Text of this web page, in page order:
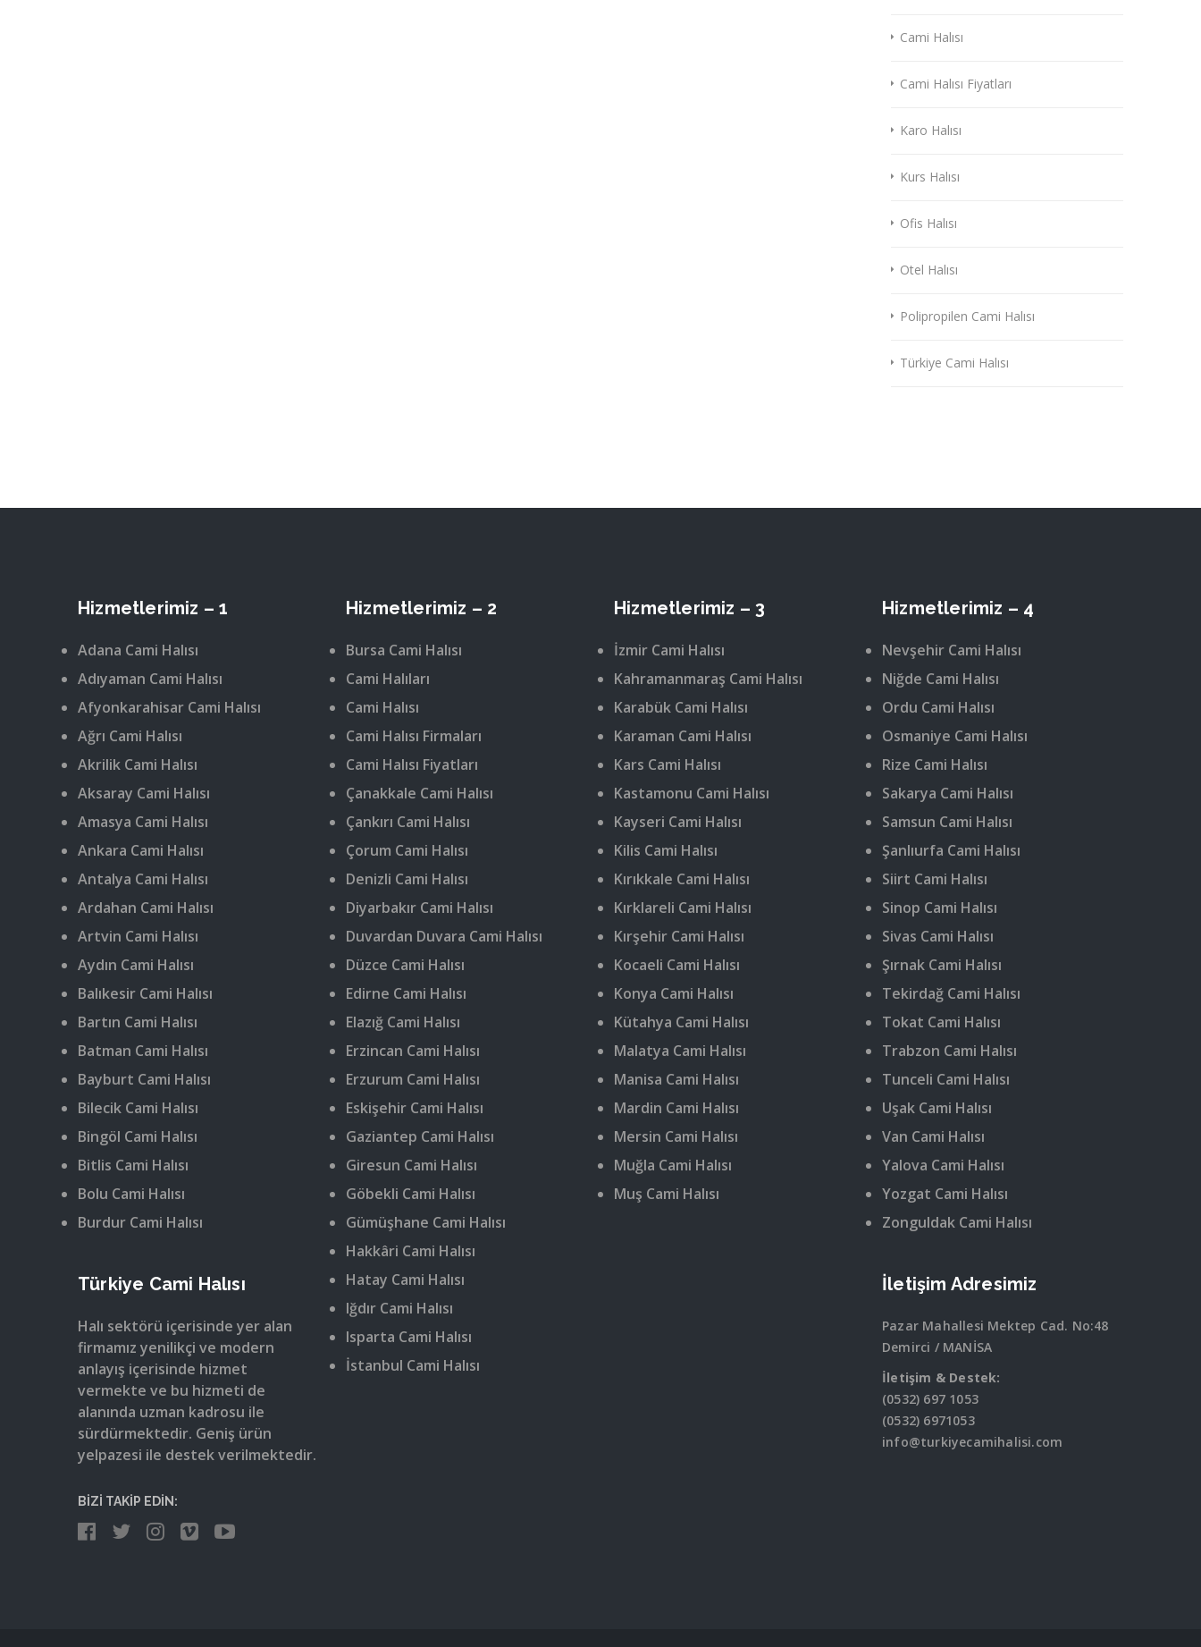
Cami Halısı
Cami Halısı Fiyatları
Karo Halısı
Kurs Halısı
Ofis Halısı
Otel Halısı
Polipropilen Cami Halısı
Türkiye Cami Halısı
Hizmetlerimiz – 1
Adana Cami Halısı
Adıyaman Cami Halısı
Afyonkarahisar Cami Halısı
Ağrı Cami Halısı
Akrilik Cami Halısı
Aksaray Cami Halısı
Amasya Cami Halısı
Ankara Cami Halısı
Antalya Cami Halısı
Ardahan Cami Halısı
Artvin Cami Halısı
Aydın Cami Halısı
Balıkesir Cami Halısı
Bartın Cami Halısı
Batman Cami Halısı
Bayburt Cami Halısı
Bilecik Cami Halısı
Bingöl Cami Halısı
Bitlis Cami Halısı
Bolu Cami Halısı
Burdur Cami Halısı
Türkiye Cami Halısı
Halı sektörü içerisinde yer alan
firmamız yenilikçi ve modern
anlayış içerisinde hizmet
vermekte ve bu hizmeti de
alanında uzman kadrosu ile
sürdürmektedir. Geniş ürün
yelpazesi ile destek verilmektedir.
BİZİ TAKİP EDİN:
Hizmetlerimiz – 2
Bursa Cami Halısı
Cami Halıları
Cami Halısı
Cami Halısı Firmaları
Cami Halısı Fiyatları
Çanakkale Cami Halısı
Çankırı Cami Halısı
Çorum Cami Halısı
Denizli Cami Halısı
Diyarbakır Cami Halısı
Duvardan Duvara Cami Halısı
Düzce Cami Halısı
Edirne Cami Halısı
Elazığ Cami Halısı
Erzincan Cami Halısı
Erzurum Cami Halısı
Eskişehir Cami Halısı
Gaziantep Cami Halısı
Giresun Cami Halısı
Göbekli Cami Halısı
Gümüşhane Cami Halısı
Hakkâri Cami Halısı
Hatay Cami Halısı
Iğdır Cami Halısı
Isparta Cami Halısı
İstanbul Cami Halısı
Hizmetlerimiz – 3
İzmir Cami Halısı
Kahramanmaraş Cami Halısı
Karabük Cami Halısı
Karaman Cami Halısı
Kars Cami Halısı
Kastamonu Cami Halısı
Kayseri Cami Halısı
Kilis Cami Halısı
Kırıkkale Cami Halısı
Kırklareli Cami Halısı
Kırşehir Cami Halısı
Kocaeli Cami Halısı
Konya Cami Halısı
Kütahya Cami Halısı
Malatya Cami Halısı
Manisa Cami Halısı
Mardin Cami Halısı
Mersin Cami Halısı
Muğla Cami Halısı
Muş Cami Halısı
Hizmetlerimiz – 4
Nevşehir Cami Halısı
Niğde Cami Halısı
Ordu Cami Halısı
Osmaniye Cami Halısı
Rize Cami Halısı
Sakarya Cami Halısı
Samsun Cami Halısı
Şanlıurfa Cami Halısı
Siirt Cami Halısı
Sinop Cami Halısı
Sivas Cami Halısı
Şırnak Cami Halısı
Tekirdağ Cami Halısı
Tokat Cami Halısı
Trabzon Cami Halısı
Tunceli Cami Halısı
Uşak Cami Halısı
Van Cami Halısı
Yalova Cami Halısı
Yozgat Cami Halısı
Zonguldak Cami Halısı
İletişim Adresimiz
Pazar Mahallesi Mektep Cad. No:48
Demirci / MANİSA
İletişim & Destek:
(0532) 697 1053
(0532) 6971053
info@turkiyecamihalisi.com